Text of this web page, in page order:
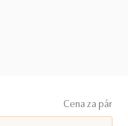
Cena za pár